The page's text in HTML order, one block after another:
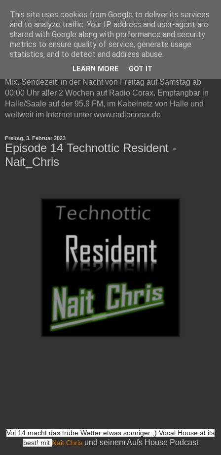
Technottic auf Radio Corax
Technottic ist eine Radioshow auf Radio Corax. Im
Mittelpunkt steht elektronische Musik. Neben Infos und
Neuvorstellungen gibt es in jeder Live-Sendung ein Gast DJ
Mix. Sendezeit: in der Nacht von Freitag auf Samstag ab
00:00 Uhr aller 2 Wochen auf Radio Corax. Empfangbar in
Halle/Saale auf der 95.9 FM, im Kabelnetz von Halle und
weltweit im Internet unter www.radiocorax.de
Freitag, 3. Februar 2023
Episode 14 Technottic Resident -
Nait_Chris
Vol 14 macht das trübe Wetter etwas sonniger ;) Vocal House at its
best! mit Nait.Chrisund seinem Aufs House Podcast
This site uses cookies from Google to deliver its services
and to analyze traffic. Your IP address and user-agent are
shared with Google along with performance and security
metrics to ensure quality of service, generate usage
statistics, and to detect and address abuse.
LEARN MORE GOT IT